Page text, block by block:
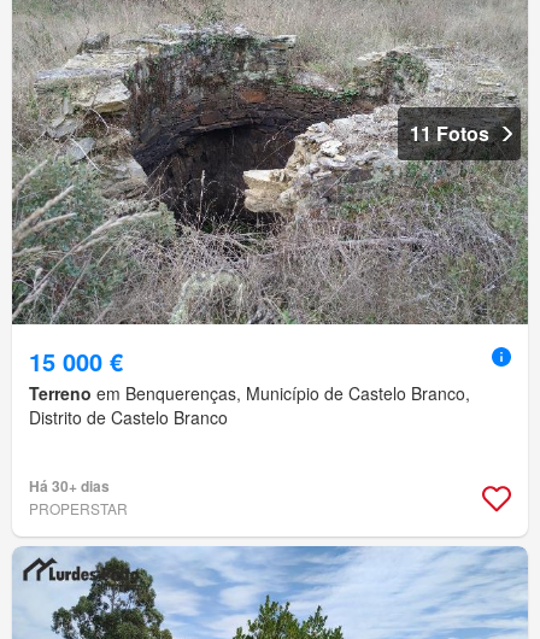
11 Fotos
15 000 €
Terreno em Benquerenças, Município de Castelo Branco,
Distrito de Castelo Branco
Há 30+ dias
PROPERSTAR